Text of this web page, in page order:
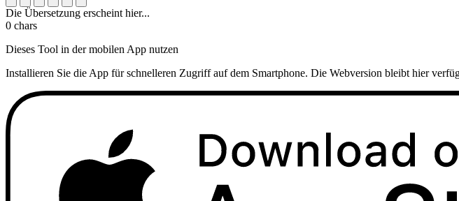
Die Übersetzung erscheint hier...
0 chars
Dieses Tool in der mobilen App nutzen
Installieren Sie die App für schnelleren Zugriff auf dem Smartphone. Die Webversion bleibt hier